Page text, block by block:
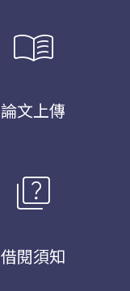
menu_book
論文上傳
quiz
借閱須知